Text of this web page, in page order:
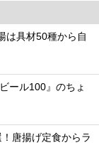
は具材50種から自
ール100』のちょ
唐揚げ定食からラ